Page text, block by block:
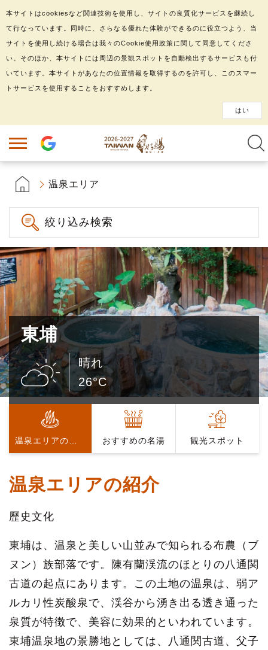
温泉エリア
絞り込み検索
東埔
晴れ
26°C
おすすめの名湯 観光スポット
温泉エリアの紹介
歷史文化
東埔は、温泉と美しい山並みで知られる布農（ブ
ヌン）族部落です。陳有蘭渓流のほとりの八通関
古道の起点にあります。この土地の温泉は、弱ア
ルカリ性炭酸泉で、渓谷から湧き出る透き通った
泉質が特徴で、美容に効果的といわれています。
東埔温泉地の景勝地としては、八通関古道、父子
本サイトはcookiesなど関連技術を使用し、サイトの良質化サービスを継続し
て行なっています。同時に、さらなる優れた体験ができるのに役立つよう、当
サイトを使用し続ける場合は我々のCookie使用政策に関して同意してくださ
い。そのほか、本サイトには周辺の景観スポットを自動検出するサービスも付
いています。本サイトがあなたの位置情報を取得するのを許可し、このスマー
トサービスを使用することをおすすめします。
はい